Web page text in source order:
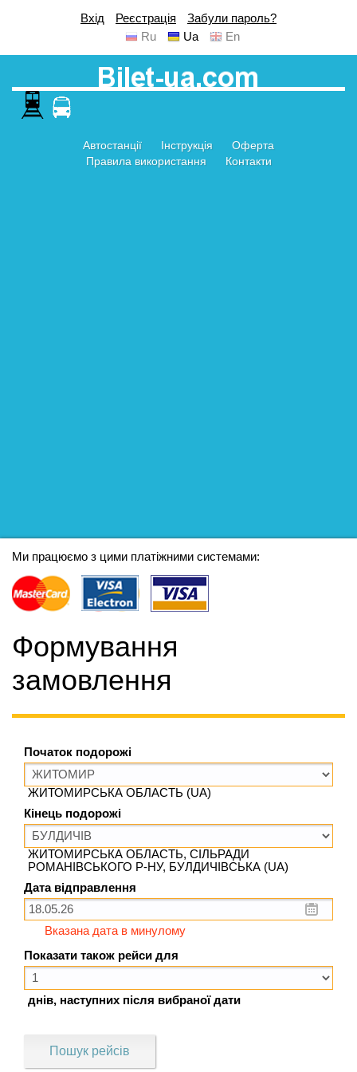
Вхід Реєстрація
Забули пароль?
Ru
Ua En
Автостанції Інструкція
Оферта
Правила використання
Контакти
Ми працюємо з цими платіжними системами:
Формування
замовлення
Початок подорожі
ЖИТОМИРСЬКА ОБЛАСТЬ (UA)
Кінець подорожі
ЖИТОМИРСЬКА ОБЛАСТЬ, СІЛЬРАДИ
РОМАНІВСЬКОГО Р-НУ, БУЛДИЧІВСЬКА (UA)
Дата відправлення
Вказана дата в минулому
Показати також рейси для
днів, наступних після вибраної дати
Пошук рейсів